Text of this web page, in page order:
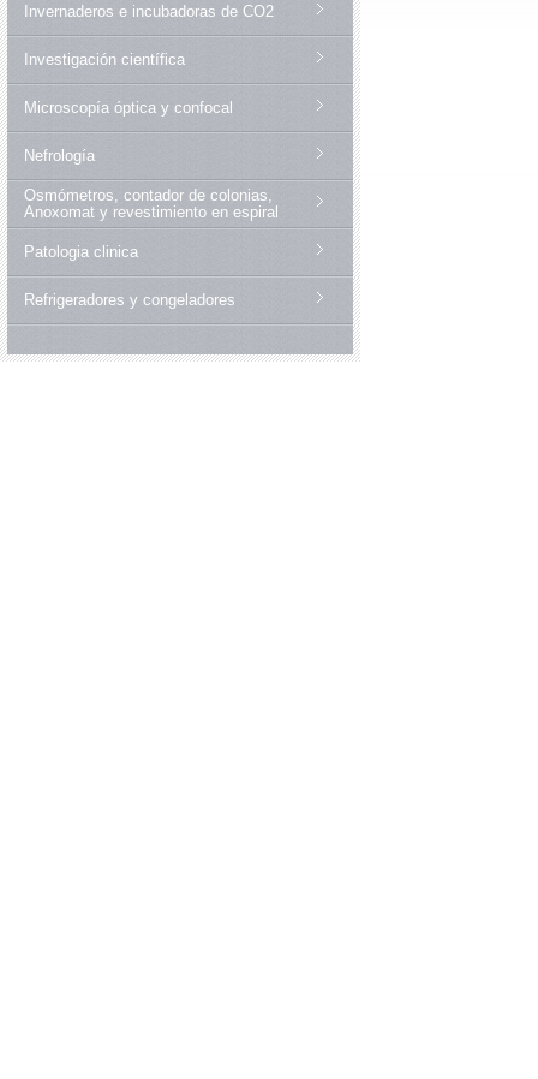
Invernaderos e incubadoras de CO2
Investigación científica
Microscopía óptica y confocal
Nefrología
Osmómetros, contador de colonias,
Anoxomat y revestimiento en espiral
Patologia clinica
Refrigeradores y congeladores